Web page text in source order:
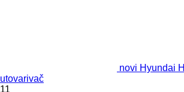
novi Hyundai
utovarivač
11